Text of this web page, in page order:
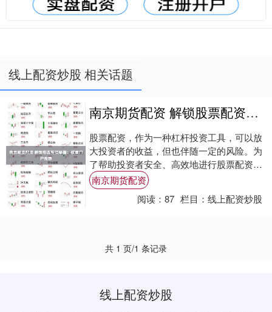
线上配资炒股 相关话题
南京期货配资 解锁股票配资秘籍：权威门户推荐
股票配资，作为一种杠杆投资工具，可以放
大投资者的收益，但也伴随一定的风险。为
了帮助投资者安全、高效地进行股票配资，
权威门户网站提供了宝贵的秘籍。 此外，青
岛股票....
南京期货配资
阅读：87 栏目：线上配资炒股
共 1 页/1 条记录
线上配资炒股